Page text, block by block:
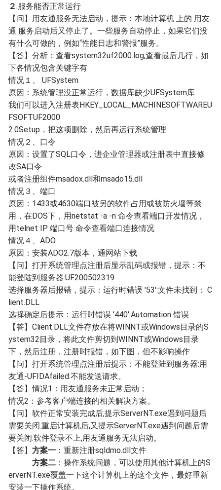
２.服务能否正常运行
【问】用友通服务无法启动，提示：本地计算机 上的 用友
通 服务启动后又停止了。一些服务自动停止，如果它们没
有什么可做的，例如“性能日志和警报”服务。
【答】分析：查看system32uf2000.log,查看最后几行，如
下各情况包含关键字有
情况１、 UFSystem
原因：系统管理没正常运行，数据库缺少UFSystem库
我们可以进入注册表HKEY_LOCAL_MACHINESOFTWAREU
FSOFTUF2000
2.0Setup，把这项删除，然后再运行系统管理
情况２ 、口令
原因：设置了SQL口令，进企业管理器或注册表中直接修
改SA口令
或者注册组件msadox.dll和msado15.dll
情况３ 、端口
原因：1433或4630端口被另的软件占用或被防火墙等禁
用，在DOS下，用netstat -a -n 命令查看端口开发情况，
用telnet IP 端口号 命令查看端口连接情况
情况４ 、ADO
原因：安装ADO2.7版本，通网站下载
【问】打开系统管理点注册后显示乱码或报错，提示：不
能登陆到服务器:UF200502319
选择服务器后报错，提示：运行时错误 '53':文件未找到： C
lient.DLL
选择确定后提示：运行时错误 '440':Automation 错误
【答】Client.DLL文件存放在将WINNT或Windows目录的S
ystem32目录，将此文件剪切到WINNT或Windows目录
下，然后注册，注册时报错，如下图，但不影响操作
【问】打开系统管理点注册后提示：不能登陆到服务器:用
友通-UFIDAfailed:不能发送请求。
【答】情况1：用友通服务未正常启动；
情况2：参考客户端连接的相关解决方案。
【问】软件正常安装完成后,提示ServerNT.exe遇到问题后
需要关闭.重启计算机后,又提示ServerNT.exe遇到问题后需
要关闭.软件登录不上,用友通服务无法启动。
【答】方案一 ：重新注册sqldmo.dll文件
方案二 ：操作系统问题，可以使用其他计算机上的S
erverNT.exe覆盖一下这个计算机上的这个文件，最好重新
安装一下操作系统。